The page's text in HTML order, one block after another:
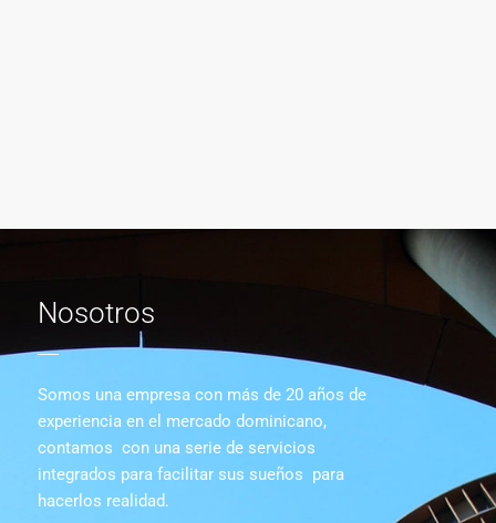
Nosotros
Somos una empresa con más de 20 años de
experiencia en el mercado dominicano,
contamos con una serie de servicios
integrados para facilitar sus sueños para
hacerlos realidad.